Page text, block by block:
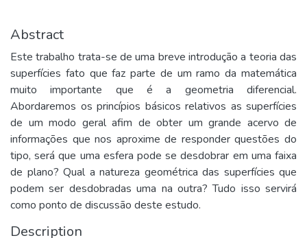
Abstract
Este trabalho trata-se de uma breve introdução a teoria das
superfícies fato que faz parte de um ramo da matemática
muito importante que é a geometria diferencial.
Abordaremos os princípios básicos relativos as superfícies
de um modo geral afim de obter um grande acervo de
informações que nos aproxime de responder questões do
tipo, será que uma esfera pode se desdobrar em uma faixa
de plano? Qual a natureza geométrica das superfícies que
podem ser desdobradas uma na outra? Tudo isso servirá
como ponto de discussão deste estudo.
Description